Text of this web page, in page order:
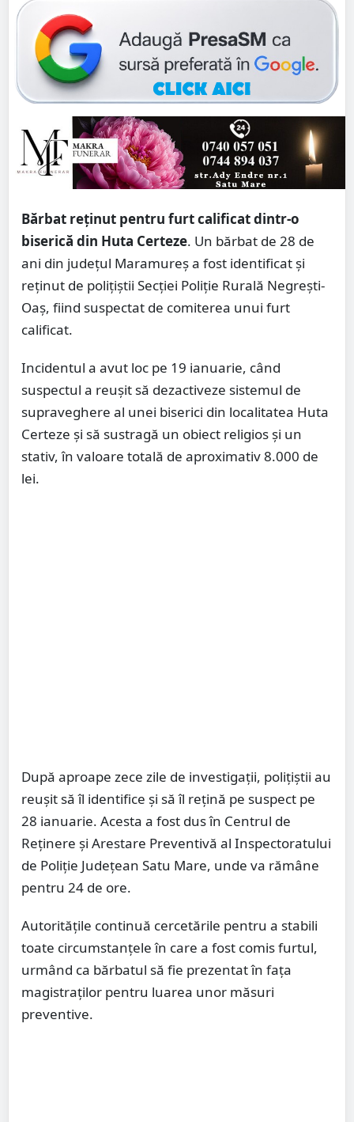
Bărbat reținut pentru furt calificat dintr-o
biserică din Huta Certeze. Un bărbat de 28 de
ani din județul Maramureș a fost identificat și
reținut de polițiștii Secției Poliție Rurală Negrești-
Oaș, fiind suspectat de comiterea unui furt
calificat.
Incidentul a avut loc pe 19 ianuarie, când
suspectul a reușit să dezactiveze sistemul de
supraveghere al unei biserici din localitatea Huta
Certeze și să sustragă un obiect religios și un
stativ, în valoare totală de aproximativ 8.000 de
lei.
După aproape zece zile de investigații, polițiștii au
reușit să îl identifice și să îl rețină pe suspect pe
28 ianuarie. Acesta a fost dus în Centrul de
Reținere și Arestare Preventivă al Inspectoratului
de Poliție Județean Satu Mare, unde va rămâne
pentru 24 de ore.
Autoritățile continuă cercetările pentru a stabili
toate circumstanțele în care a fost comis furtul,
urmând ca bărbatul să fie prezentat în fața
magistraților pentru luarea unor măsuri
preventive.